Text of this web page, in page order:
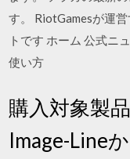
す。 RiotGamesが運
トです ホーム 公式ニ
使い方
購入対象製
Image-Line